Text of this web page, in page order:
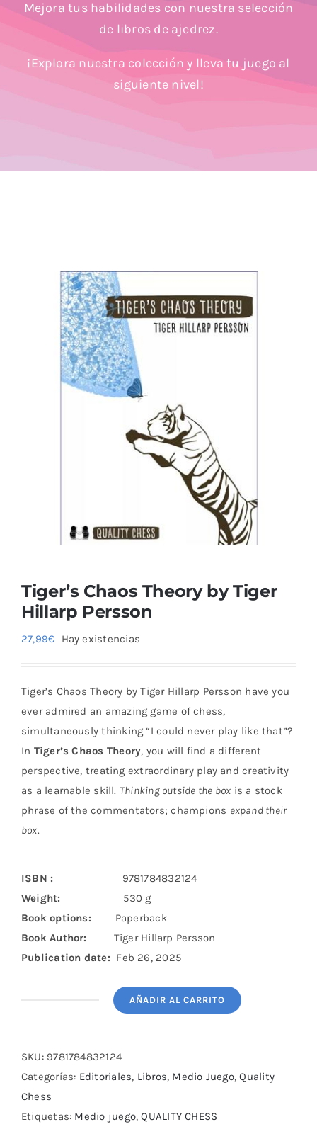
Blog
Mejora tus habilidades con nuestra selección
de libros de ajedrez.
¡Explora nuestra colección y lleva tu juego al
siguiente nivel!
Tiger’s Chaos Theory by Tiger
Hillarp Persson
27,99€ Hay existencias
Tiger’s Chaos Theory by Tiger Hillarp Persson have you
ever admired an amazing game of chess,
simultaneously thinking “I could never play like that”?
In Tiger’s Chaos Theory, you will find a different
perspective, treating extraordinary play and creativity
as a learnable skill. Thinking outside the box is a stock
phrase of the commentators; champions expand their
box.
ISBN : 9781784832124
Weight:
530 g
Book options: Paperback
Book Author:
Tiger Hillarp Persson
Publication date: Feb 26, 2025
by
AÑADIR AL CARRITO
SKU: 9781784832124
Categorías: Editoriales, Libros, Medio Juego,Quality
Chess
Etiquetas: Medio juego,QUALITY CHESS